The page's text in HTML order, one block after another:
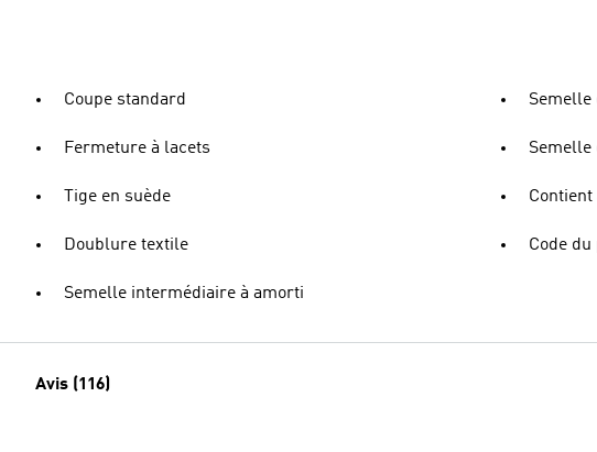
Coupe standard
Fermeture à lacets
Tige en suède
Doublure textile
Semelle intermédiaire à amorti
Semelle
Semelle
Code
Avis (116)